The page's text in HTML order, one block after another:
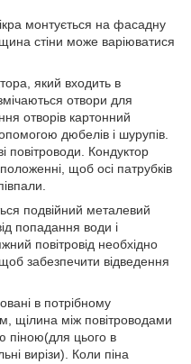
монтується на фасадну
стіни може варіюватися
який входить в
отвори для
отворів картонний
дюбелів і шурупів.
повітроводи. Кондуктор
щоб осі патрубків
подвійний металевий
попадання води і
повітровід необхідно
забезпечити відведення
в потрібному
щілина між повітроводами
піною(для цього в
вирізи). Коли піна